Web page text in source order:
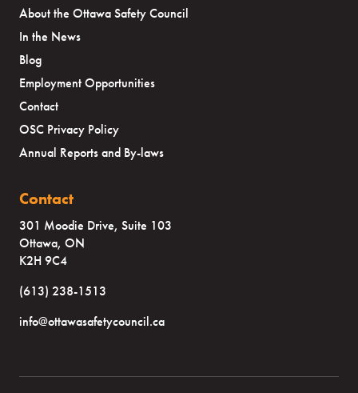
About the Ottawa Safety Council
In the News
Blog
Employment Opportunities
Contact
OSC Privacy Policy
Annual Reports and By-laws
Contact
301 Moodie Drive, Suite 103
Ottawa, ON
K2H 9C4
(613) 238-1513
info@ottawasafetycouncil.ca